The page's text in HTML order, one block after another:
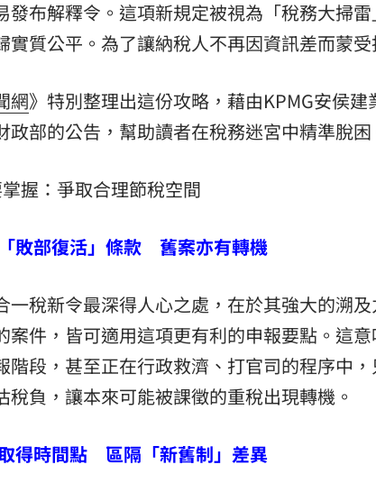
發布解釋令。這項新規定被視為「稅務大掃
實質公平。為了讓納稅人不再因資訊差而蒙受
網》特別整理出這份攻略，藉由KPMG安侯
政部的公告，幫助讀者在稅務迷宮中精準脫困
握：爭取合理節稅空間
敗部復活」條款 舊案亦有轉機
一稅新令最深得人心之處，在於其強大的溯
案件，皆可適用這項更有利的申報要點。這
階段，甚至正在行政救濟、打官司的程序中
稅負，讓本來可能被課徵的重稅出現轉機。
得時間點 區隔「新舊制」差異